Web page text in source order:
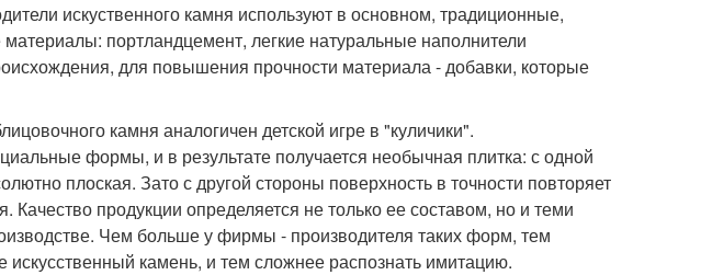
искуственного камня используют в основном, традиционные,
портландцемент, легкие натуральные наполнители
для повышения прочности материала - добавки, которые
камня аналогичен детской игре в "куличики".
формы, и в результате получается необычная плитка: с одной
плоская. Зато с другой стороны поверхность в точности повторяет
Качество продукции определяется не только ее составом, но и теми
Чем больше у фирмы - производителя таких форм, тем
камень, и тем сложнее распознать имитацию.